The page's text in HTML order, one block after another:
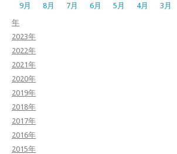
9月
8月 7月 6月 5月 4月 3月
年
2023年
2022年
2021年
2020年
2019年
2018年
2017年
2016年
2015年